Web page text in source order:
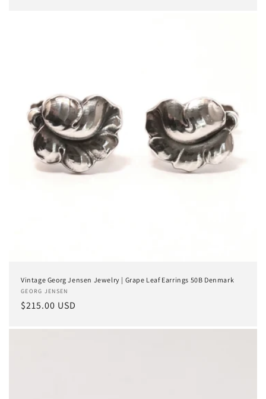
Vintage Georg Jensen Jewelry | Grape Leaf Earrings 50B Denmark
Anbieter:
GEORG JENSEN
Normaler
$215.00 USD